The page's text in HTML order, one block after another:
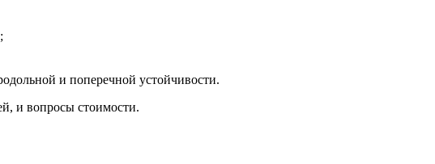
и поперечной устойчивости.
и вопросы стоимости.